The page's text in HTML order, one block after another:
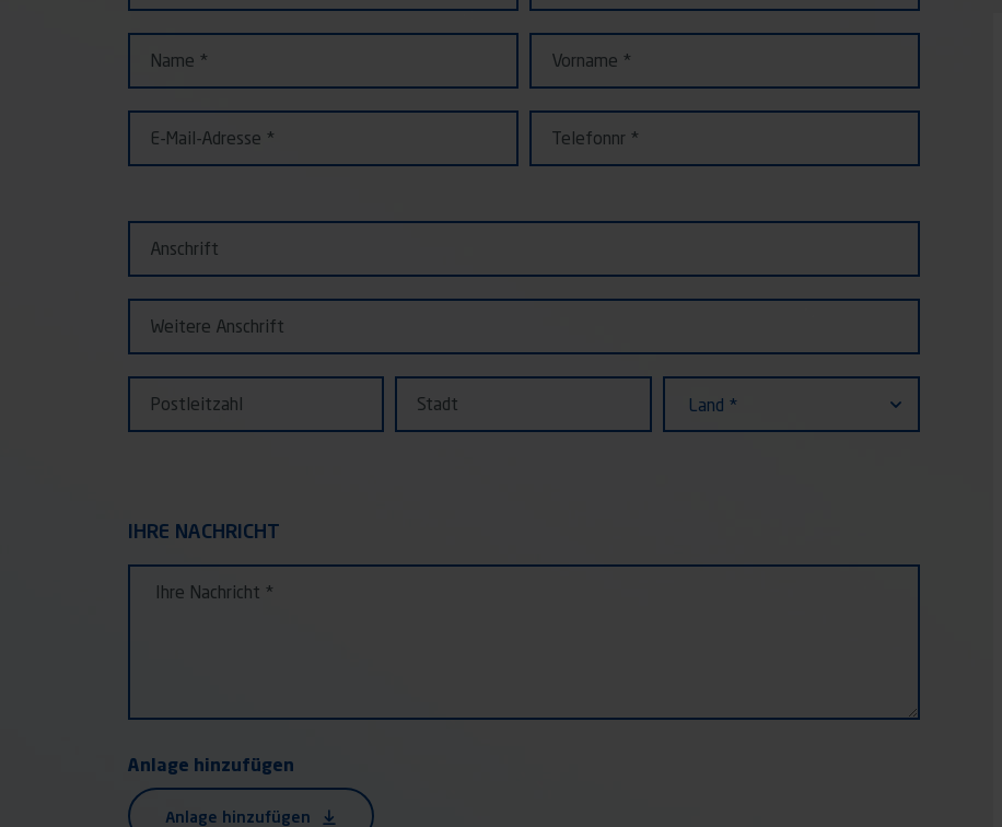
Name Vorname
E-Mail-Adresse Telefonnr
Anschrift
Weitere Anschrift
Postleitzahl Stadt Land *
IHRE NACHRICHT
IHRE NACHRICHT
Ihre Nachricht
Anlage hinzufügen
Anlage hinzufügen